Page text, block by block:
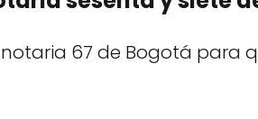
67 de Bogotá para